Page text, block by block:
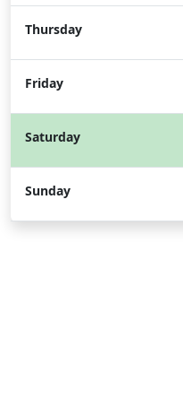
Thursday
Friday
Saturday
Sunday